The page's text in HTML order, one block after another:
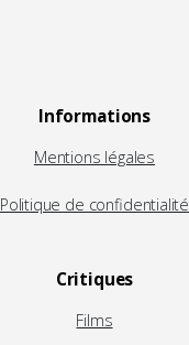
Informations
Mentions légales
Politique de confidentialité
Critiques
Films